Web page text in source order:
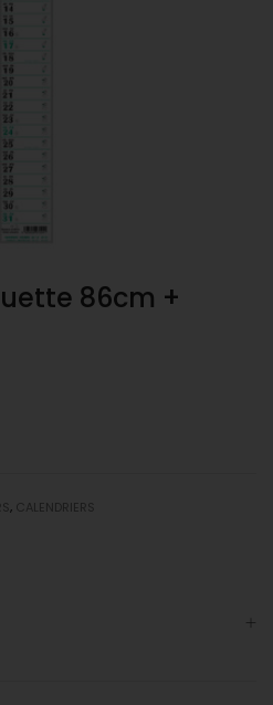
86cm +
, CALENDRIERS